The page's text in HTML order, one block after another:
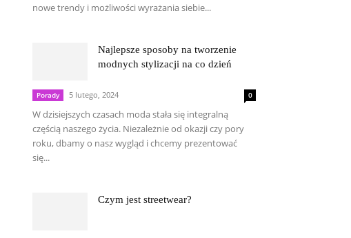
nowe trendy i możliwości wyrażania siebie...
Najlepsze sposoby na tworzenie
modnych stylizacji na co dzień
Porady 5 lutego, 2024 0
W dzisiejszych czasach moda stała się integralną
częścią naszego życia. Niezależnie od okazji czy pory
roku, dbamy o nasz wygląd i chcemy prezentować
się...
Czym jest streetwear?